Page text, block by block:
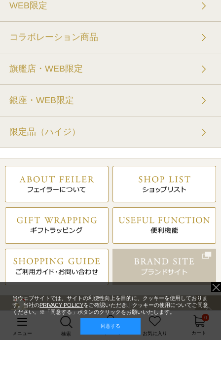
WEB限定
コラボレーション商品
旗艦店・WEB限定
銀座・WEB限定
限定品（ハイジ）
「フェイラーアプリ」はこちらからダウンロード
メニュー 検索 お気に入り
0
カート
当ウェブサイトでは、サイトの利便性向上を目的に、クッキーを使用しておりま
す。当社のPRIVACY POLICYをご確認いただき、クッキーの使用についてご同意
ください。※「同意する」ボタンのクリックをお願いいたします。
同意する